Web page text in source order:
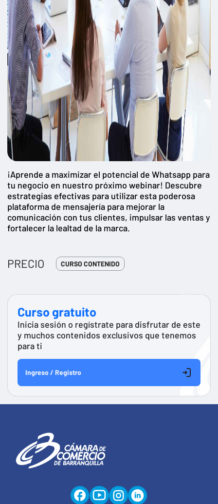
¡Aprende a maximizar el potencial de Whatsapp para
tu negocio en nuestro próximo webinar! Descubre
estrategias efectivas para utilizar esta poderosa
plataforma de mensajería para mejorar la
comunicación con tus clientes, impulsar las ventas y
fortalecer la lealtad de la marca.
PRECIO CURSO CONTENIDO
Curso gratuito
Inicia sesión o regístrate para disfrutar de este
y muchos contenidos exclusivos que tenemos
para ti
Ingreso / Registro